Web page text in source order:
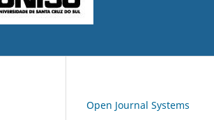
Open Journal Systems